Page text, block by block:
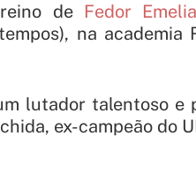
de Fedor
na academia
lutador talentoso e
ex-campeão do